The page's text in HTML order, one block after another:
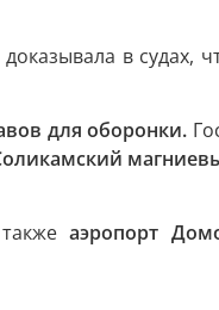
в судах,
для оборонки.
такжеаэропорт